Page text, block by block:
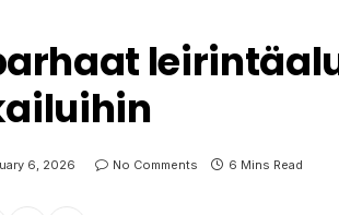
6, 2026 No Comments 6 Mins Read